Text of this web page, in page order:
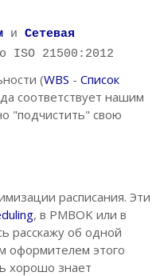
и Сетевая
ISO 21500:2012
(WBS - Список
соответствует нашим
"подчистить" свою
расписания. Эти
, в PMBOK или в
расскажу об одной
оформителем этого
хорошо знает